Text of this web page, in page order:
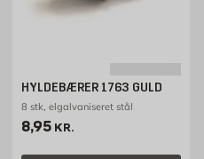
HYLDEBÆRER 1763 GULD
8 stk, elgalvaniseret stål
Pris 8.95 kr. /stk
8,95 KR.